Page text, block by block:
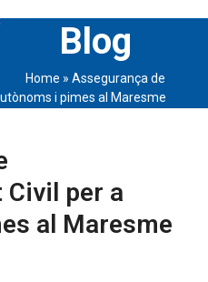
Blog
Home » Assegurança de
i pimes al Maresme
per a
al Maresme